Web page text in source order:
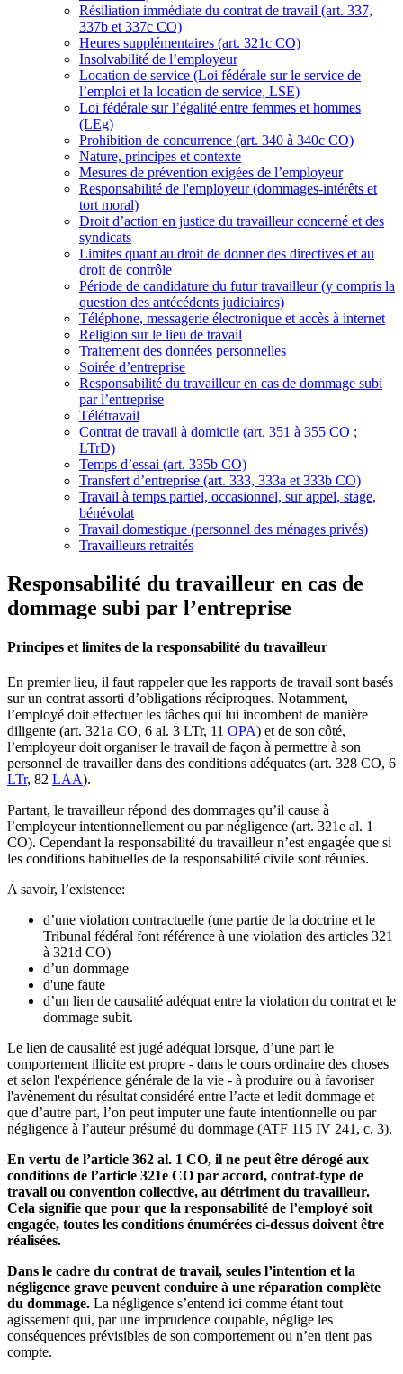
Résiliation immédiate du contrat de travail (art. 337,
337b et 337c CO)
Heures supplémentaires (art. 321c CO)
Insolvabilité de l’employeur
Location de service (Loi fédérale sur le service de
l’emploi et la location de service, LSE)
Loi fédérale sur l’égalité entre femmes et hommes
(LEg)
Prohibition de concurrence (art. 340 à 340c CO)
Nature, principes et contexte
Mesures de prévention exigées de l’employeur
Responsabilité de l'employeur (dommages-intérêts et
tort moral)
Droit d’action en justice du travailleur concerné et des
syndicats
Limites quant au droit de donner des directives et au
droit de contrôle
Période de candidature du futur travailleur (y compris la
question des antécédents judiciaires)
Téléphone, messagerie électronique et accès à internet
Religion sur le lieu de travail
Traitement des données personnelles
Soirée d’entreprise
Responsabilité du travailleur en cas de dommage subi
par l’entreprise
Télétravail
Contrat de travail à domicile (art. 351 à 355 CO ;
LTrD)
Temps d’essai (art. 335b CO)
Transfert d’entreprise (art. 333, 333a et 333b CO)
Travail à temps partiel, occasionnel, sur appel, stage,
bénévolat
Travail domestique (personnel des ménages privés)
Travailleurs retraités
Responsabilité du travailleur en cas de
dommage subi par l’entreprise
Principes et limites de la responsabilité du travailleur
En premier lieu, il faut rappeler que les rapports de travail sont basés
sur un contrat assorti d’obligations réciproques. Notamment,
l’employé doit effectuer les tâches qui lui incombent de manière
diligente (art. 321a CO, 6 al. 3 LTr, 11 OPA) et de son côté,
l’employeur doit organiser le travail de façon à permettre à son
personnel de travailler dans des conditions adéquates (art. 328 CO, 6
LTr, 82 LAA).
Partant, le travailleur répond des dommages qu’il cause à
l’employeur intentionnellement ou par négligence (art. 321e al. 1
CO). Cependant la responsabilité du travailleur n’est engagée que si
les conditions habituelles de la responsabilité civile sont réunies.
A savoir, l’existence:
d’une violation contractuelle (une partie de la doctrine et le
Tribunal fédéral font référence à une violation des articles 321
à 321d CO)
d’un dommage
d'une faute
d’un lien de causalité adéquat entre la violation du contrat et le
dommage subit.
Le lien de causalité est jugé adéquat lorsque, d’une part le
comportement illicite est propre - dans le cours ordinaire des choses
et selon l'expérience générale de la vie - à produire ou à favoriser
l'avènement du résultat considéré entre l’acte et ledit dommage et
que d’autre part, l’on peut imputer une faute intentionnelle ou par
négligence à l’auteur présumé du dommage (ATF 115 IV 241, c. 3).
En vertu de l’article 362 al. 1 CO, il ne peut être dérogé aux
conditions de l’article 321e CO par accord, contrat-type de
travail ou convention collective, au détriment du travailleur.
Cela signifie que pour que la responsabilité de l’employé soit
engagée, toutes les conditions énumérées ci-dessus doivent être
réalisées.
Dans le cadre du contrat de travail, seules l’intention et la
négligence grave peuvent conduire à une réparation complète
du dommage. La négligence s’entend ici comme étant tout
agissement qui, par une imprudence coupable, néglige les
conséquences prévisibles de son comportement ou n’en tient pas
compte.